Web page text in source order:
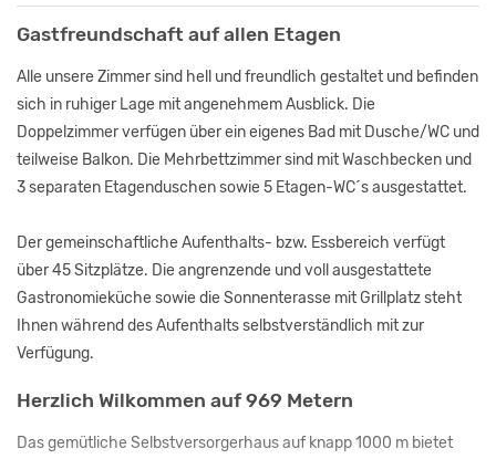
Gastfreundschaft auf allen Etagen
Alle unsere Zimmer sind hell und freundlich gestaltet und befinden
sich in ruhiger Lage mit angenehmem Ausblick. Die
Doppelzimmer verfügen über ein eigenes Bad mit Dusche/WC und
teilweise Balkon. Die Mehrbettzimmer sind mit Waschbecken und
3 separaten Etagenduschen sowie 5 Etagen-WC´s ausgestattet.
Der gemeinschaftliche Aufenthalts- bzw. Essbereich verfügt
über 45 Sitzplätze. Die angrenzende und voll ausgestattete
Gastronomieküche sowie die Sonnenterasse mit Grillplatz steht
Ihnen während des Aufenthalts selbstverständlich mit zur
Verfügung.
Herzlich Wilkommen auf 969 Metern
Das gemütliche Selbstversorgerhaus auf knapp 1000 m bietet